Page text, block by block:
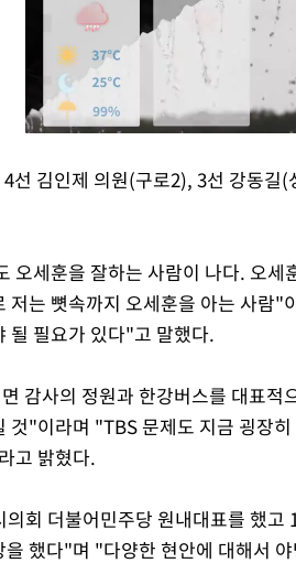
선 김인제 의원(구로2), 3선 강동
오세훈을 잘하는 사람이 나다. 오세
저는 뼛속까지 오세훈을 아는 사람"
될 필요가 있다"고 말했다.
감사의 정원과 한강버스를 대표적
것"이라며 "TBS 문제도 지금 굉장
고 밝혔다.
회 더불어민주당 원내대표를 했고
했다"며 "다양한 현안에 대해서